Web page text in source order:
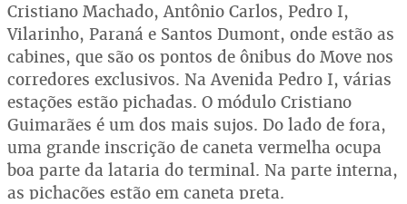
Cristiano Machado, Antônio Carlos, Pedro I,
Vilarinho, Paraná e Santos Dumont, onde estão as
cabines, que são os pontos de ônibus do Move nos
corredores exclusivos. Na Avenida Pedro I, várias
estações estão pichadas. O módulo Cristiano
Guimarães é um dos mais sujos. Do lado de fora,
uma grande inscrição de caneta vermelha ocupa
boa parte da lataria do terminal. Na parte interna,
as pichações estão em caneta preta.